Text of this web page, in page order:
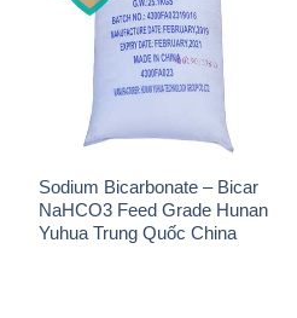
Sodium Bicarbonate – Bicar
NaHCO3 Feed Grade Hunan
Yuhua Trung Quốc China